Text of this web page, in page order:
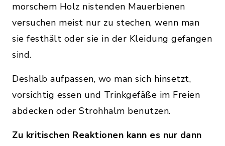
morschem Holz nistenden Mauerbienen
versuchen meist nur zu stechen, wenn man
sie festhält oder sie in der Kleidung gefangen
sind.
Deshalb aufpassen, wo man sich hinsetzt,
vorsichtig essen und Trinkgefäße im Freien
abdecken oder Strohhalm benutzen.
Zu kritischen Reaktionen kann es nur dann